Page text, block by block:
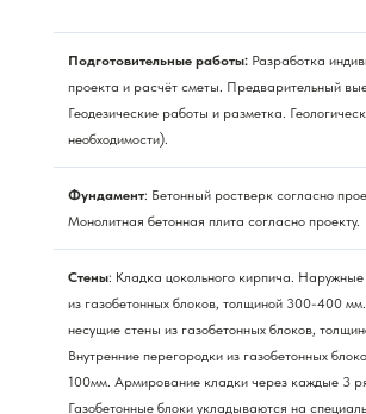
Подготовительные работы: Разработка
проекта и расчёт сметы. Предварительный
Геодезические работы и разметка.
необходимости).
Фундамент: Бетонный ростверк согласно
Монолитная бетонная плита согласно проекту.
Стены: Кладка цокольного кирпича.
из газобетонных блоков, толщиной 300-400
несущие стены из газобетонных блоков,
Внутренние перегородки из газобетонных
100мм. Армирование кладки через каждые 3
Газобетонные блоки укладываются на